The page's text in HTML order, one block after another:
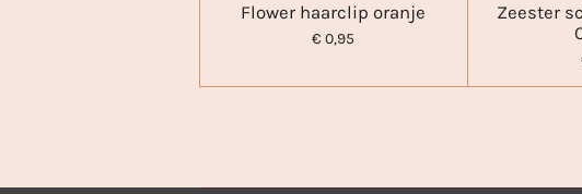
Flower haarclip oranje
€ 0,95
Zeester